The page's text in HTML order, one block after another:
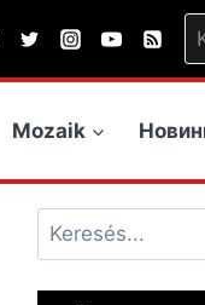
Mozaik
Keresés